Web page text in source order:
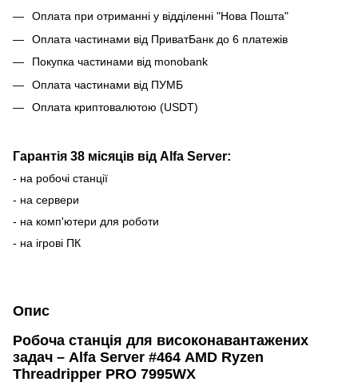
Оплата при отриманні у відділенні "Нова Пошта"
Оплата частинами від ПриватБанк до 6 платежів
Покупка частинами від monobank
Оплата частинами від ПУМБ
Оплата криптовалютою (USDT)
Гарантія 38 місяців від Alfa Server:
- на робочі станції
- на сервери
- на комп'ютери для роботи
- на ігрові ПК
Опис
Робоча станція для високонавантажених
задач – Alfa Server #464 AMD Ryzen
Threadripper PRO 7995WX